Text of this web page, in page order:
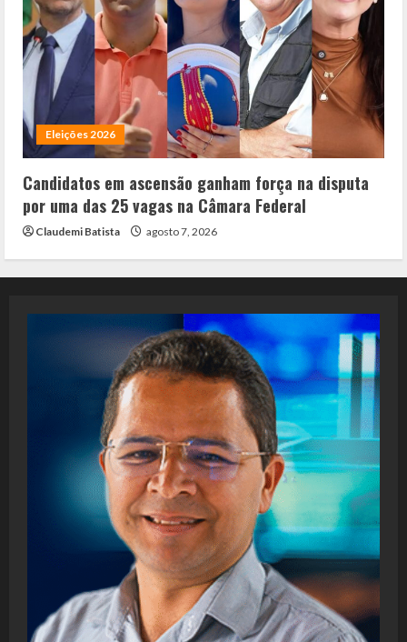
Eleições 2026
Candidatos em ascensão ganham força na disputa
por uma das 25 vagas na Câmara Federal
Claudemi Batista agosto 7, 2026